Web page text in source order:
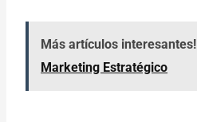
Más artículos interesantes!
Marketing Estratégico